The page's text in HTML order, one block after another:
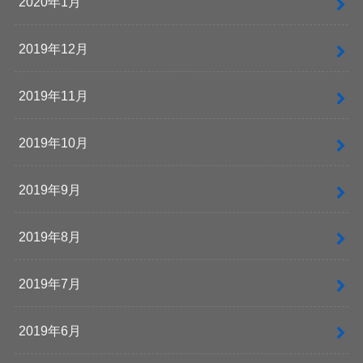
2019年12月
2019年11月
2019年10月
2019年9月
2019年8月
2019年7月
2019年6月